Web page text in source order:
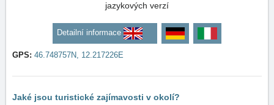
jazykových verzí
Detailní informace
GPS: 46.748757N, 12.217226E
Jaké jsou turistické zajímavosti v okolí?